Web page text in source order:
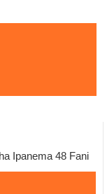
Ipanema 48 Fani